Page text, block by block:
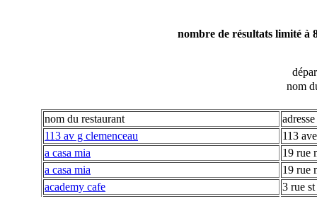
nombre de résultats limité à
nom
nom du restaurant
adresse
113 av g clemenceau
113
a casa mia
19 rue
a casa mia
19 rue
academy cafe
3 rue